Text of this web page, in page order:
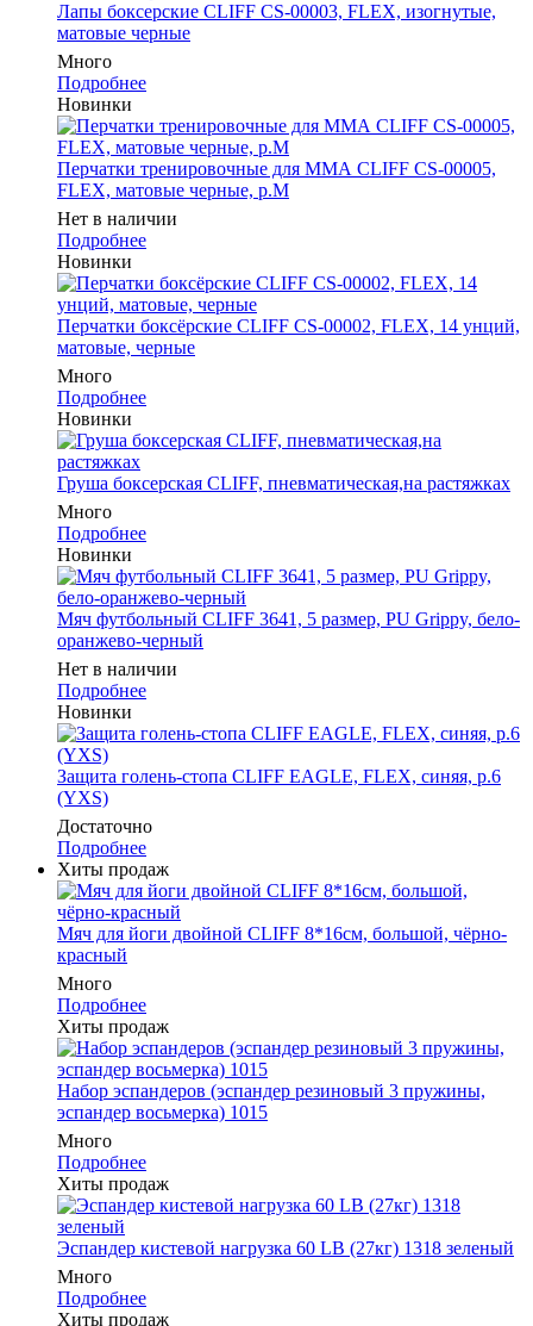
Лапы боксерские CLIFF CS-00003, FLEX, изогнутые,
матовые черные
Много
Подробнее
Новинки
Перчатки тренировочные для ММА CLIFF CS-00005,
FLEX, матовые черные, р.M
Нет в наличии
Подробнее
Новинки
Перчатки боксёрские CLIFF CS-00002, FLEX, 14 унций,
матовые, черные
Много
Подробнее
Новинки
Груша боксерская CLIFF, пневматическая,на растяжках
Много
Подробнее
Новинки
Мяч футбольный CLIFF 3641, 5 размер, PU Grippy, бело-
оранжево-черный
Нет в наличии
Подробнее
Новинки
Защита голень-стопа CLIFF EAGLE, FLEX, синяя, р.6
(YXS)
Достаточно
Подробнее
Хиты продаж
Мяч для йоги двойной CLIFF 8*16см, большой, чёрно-
красный
Много
Подробнее
Хиты продаж
Набор эспандеров (эспандер резиновый 3 пружины,
эспандер восьмерка) 1015
Много
Подробнее
Хиты продаж
Эспандер кистевой нагрузка 60 LB (27кг) 1318 зеленый
Много
Подробнее
Хиты продаж